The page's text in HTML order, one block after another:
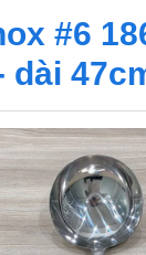
#6
dài